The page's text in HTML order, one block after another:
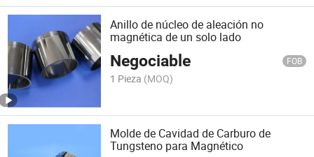
Anillo de núcleo de aleación no
magnética de un solo lado
Negociable FOB
1 Pieza (MOQ)
Molde de Cavidad de Carburo de
Tungsteno para Magnético